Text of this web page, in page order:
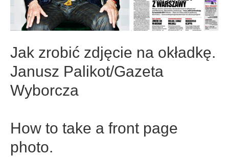
Jak zrobić zdjęcie na okładkę.
Janusz Palikot/Gazeta
Wyborcza
How to take a front page
photo.